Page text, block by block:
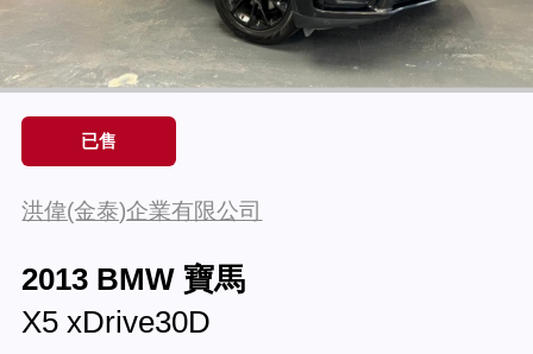
已售
洪偉(金泰)企業有限公司
2013 BMW 寶馬
X5 xDrive30D